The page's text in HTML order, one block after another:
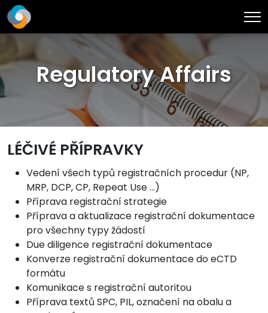
Regulatory Affairs
LÉČIVÉ PŘÍPRAVKY
Vedení všech typů registračních procedur (NP,
MRP, DCP, CP, Repeat Use …)
Příprava registrační strategie
Příprava a aktualizace registrační dokumentace
pro všechny typy žádostí
Due diligence registrační dokumentace
Konverze registrační dokumentace do eCTD
formátu
Komunikace s registrační autoritou
Příprava textů SPC, PIL, označení na obalu a